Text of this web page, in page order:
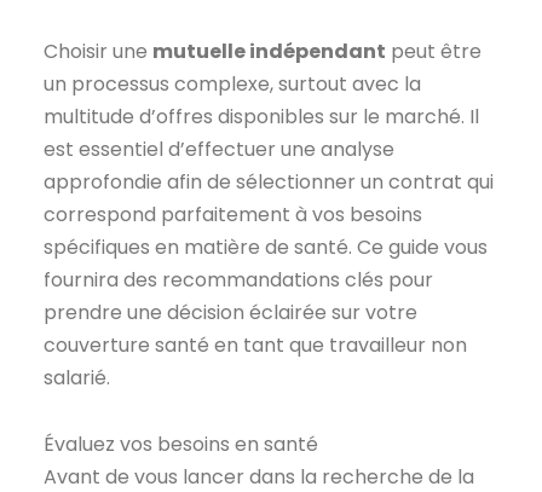
Choisir une mutuelle indépendant peut être
un processus complexe, surtout avec la
multitude d’offres disponibles sur le marché. Il
est essentiel d’effectuer une analyse
approfondie afin de sélectionner un contrat qui
correspond parfaitement à vos besoins
spécifiques en matière de santé. Ce guide vous
fournira des recommandations clés pour
prendre une décision éclairée sur votre
couverture santé en tant que travailleur non
salarié.
Évaluez vos besoins en santé
Avant de vous lancer dans la recherche de la